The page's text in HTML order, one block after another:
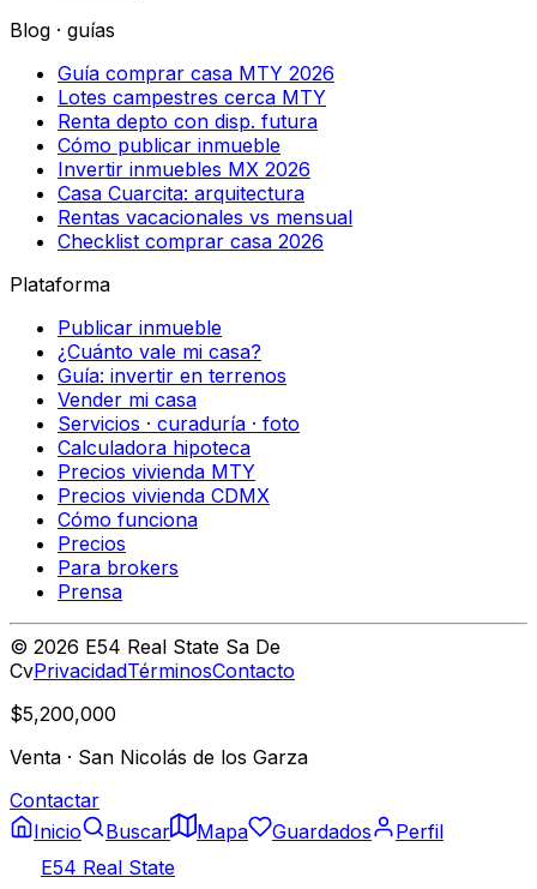
Blog · guías
Guía comprar casa MTY 2026
Lotes campestres cerca MTY
Renta depto con disp. futura
Cómo publicar inmueble
Invertir inmuebles MX 2026
Casa Cuarcita: arquitectura
Rentas vacacionales vs mensual
Checklist comprar casa 2026
Plataforma
Publicar inmueble
¿Cuánto vale mi casa?
Guía: invertir en terrenos
Vender mi casa
Servicios · curaduría · foto
Calculadora hipoteca
Precios vivienda MTY
Precios vivienda CDMX
Cómo funciona
Precios
Para brokers
Prensa
© 2026 E54 Real State Sa De
CvPrivacidadTérminosContacto
$5,200,000
Venta · San Nicolás de los Garza
Contactar
Inicio
Buscar Mapa Guardados
Perfil
E54 Real State